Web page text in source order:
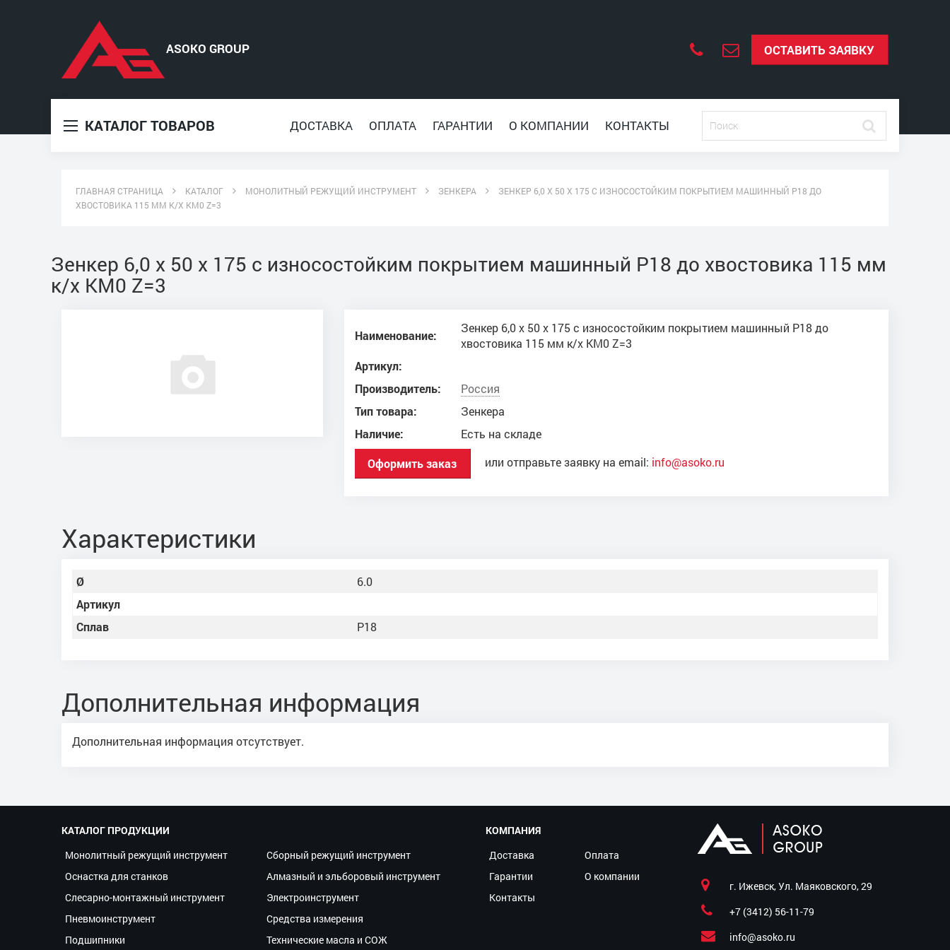
ОСТАВИТЬ ЗАЯВКУ
КАТАЛОГ ТОВАРОВ ДОСТАВКА ОПЛАТА ГАРАНТИИ О КОМПАНИИ КОНТАКТЫ
ГЛАВНАЯ СТРАНИЦА КАТАЛОГ МОНОЛИТНЫЙ РЕЖУЩИЙ ИНСТРУМЕНТ ЗЕНКЕРА
ЗЕНКЕР 6,0 Х 50 Х 175 С ИЗНОСОСТОЙКИМ ПОКРЫТИЕМ МАШИННЫЙ Р18 ДО
ХВОСТОВИКА 115 ММ К/Х КМ0 Z=3
Зенкер 6,0 х 50 х 175 с износостойким покрытием машинный Р18 до хвостовика 115 мм
к/х КМ0 Z=3
Наименование:
Зенкер 6,0 х 50 х 175 с износостойким покрытием машинный Р18 до
хвостовика 115 мм к/х КМ0 Z=3
Артикул:
Производитель:
Россия
Тип товара:
Зенкера
Наличие:
Есть на складе
Оформить заказ или отправьте заявку на email: info@asoko.ru
Характеристики
Ø
6.0
Артикул
Сплав
Р18
Дополнительная информация
Дополнительная информация отсутствует.
КАТАЛОГ ПРОДУКЦИИ
Монолитный режущий инструмент
Сборный режущий инструмент
Оснастка для станков
Алмазный и эльборовый инструмент
Слесарно-монтажный инструмент
Электроинструмент
Пневмоинструмент
Средства измерения
Подшипники
Технические масла и СОЖ
КОМПАНИЯ
Доставка
Оплата
Гарантии
О компании
Контакты
г. Ижевск, Ул. Маяковского, 29
+7 (3412) 56-11-79
info@asoko.ru